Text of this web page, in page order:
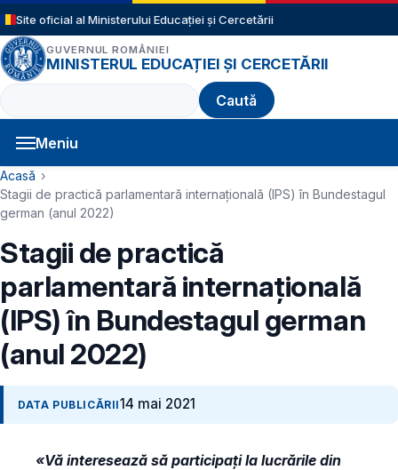
Sari la conținutul principal
Site oficial al Ministerului Educației și Cercetării
GUVERNUL ROMÂNIEI
MINISTERUL EDUCAȚIEI ȘI CERCETĂRII
Caută
Meniu
Navigație principală
Cale de navigare
Acasă
Stagii de practică parlamentară internațională (IPS) în Bundestagul
german (anul 2022)
Stagii de practică
parlamentară internațională
(IPS) în Bundestagul german
(anul 2022)
DATA PUBLICĂRII14 mai 2021
«Vă interesează să participaţi la lucrările din